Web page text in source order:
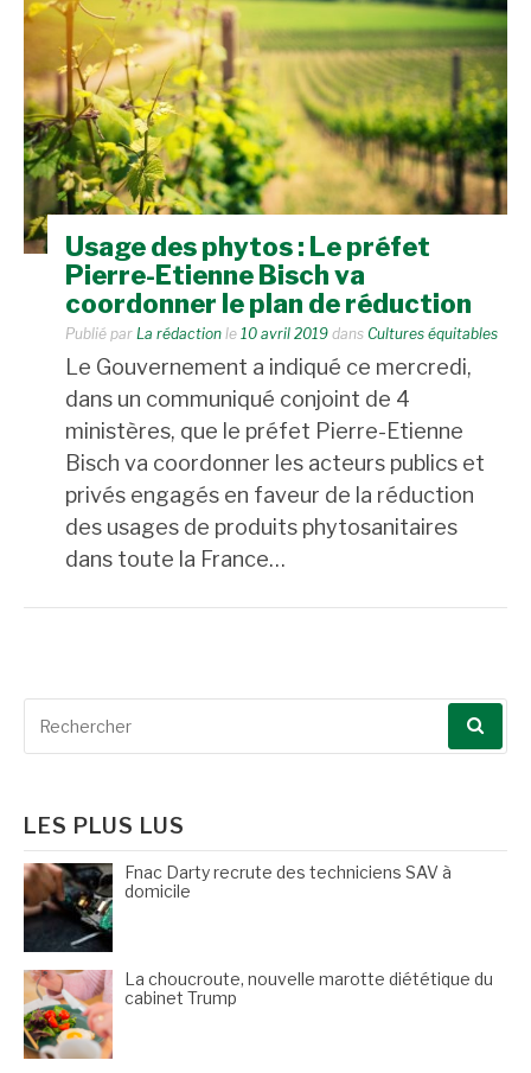
Usage des phytos : Le préfet
Pierre-Etienne Bisch va
coordonner le plan de réduction
Publié par La rédaction le 10 avril 2019 dans Cultures équitables
Le Gouvernement a indiqué ce mercredi,
dans un communiqué conjoint de 4
ministères, que le préfet Pierre-Etienne
Bisch va coordonner les acteurs publics et
privés engagés en faveur de la réduction
des usages de produits phytosanitaires
dans toute la France…
LES PLUS LUS
Fnac Darty recrute des techniciens SAV à
domicile
La choucroute, nouvelle marotte diététique du
cabinet Trump